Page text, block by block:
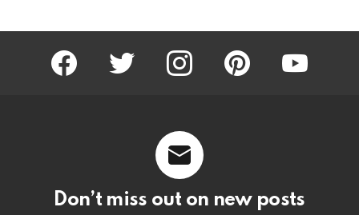
facebook twitter instagram pinterest youtube
Don’t miss out on new posts